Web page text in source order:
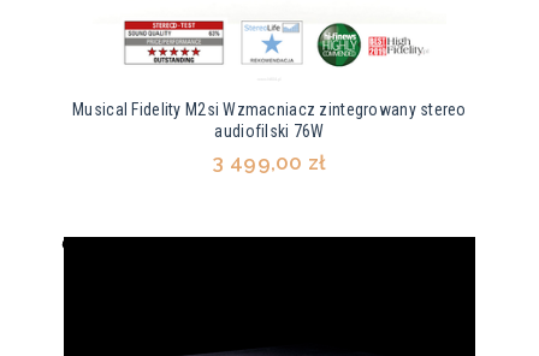
Musical Fidelity M2si Wzmacniacz zintegrowany stereo
audiofilski 76W
3 499,00 zł